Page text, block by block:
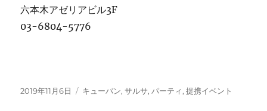
六本木アゼリアビル3F
03-6804-5776
投
2019年11月6日
カ
キューバン,サルサ, パーティ,提携イベント